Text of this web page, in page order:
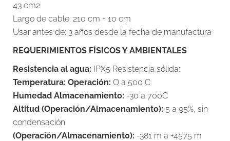
43 cm2
Largo de cable: 210 cm + 10 cm
Usar antes de: 3 años desde la fecha de manufactura
REQUERIMIENTOS FÍSICOS Y AMBIENTALES
Resistencia al agua: IPX5 Resistencia sólida:
Temperatura: Operación: O a 500 C
Humedad Almacenamiento: -30 a 700C
Altitud (Operación/Almacenamiento): 5 a 95%, sin
condensación
(Operación/Almacenamient0): -381 m a +4575 m